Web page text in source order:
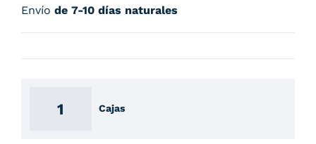
Envío de 7-10 días naturales
Cajas